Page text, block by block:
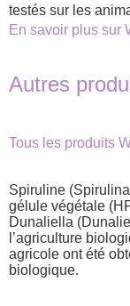
testés sur les
En savoir plus sur
Autres
Tous les produits
Spiruline
gélule végétale
Dunaliella
l’agriculture
agricole ont été
biologique.